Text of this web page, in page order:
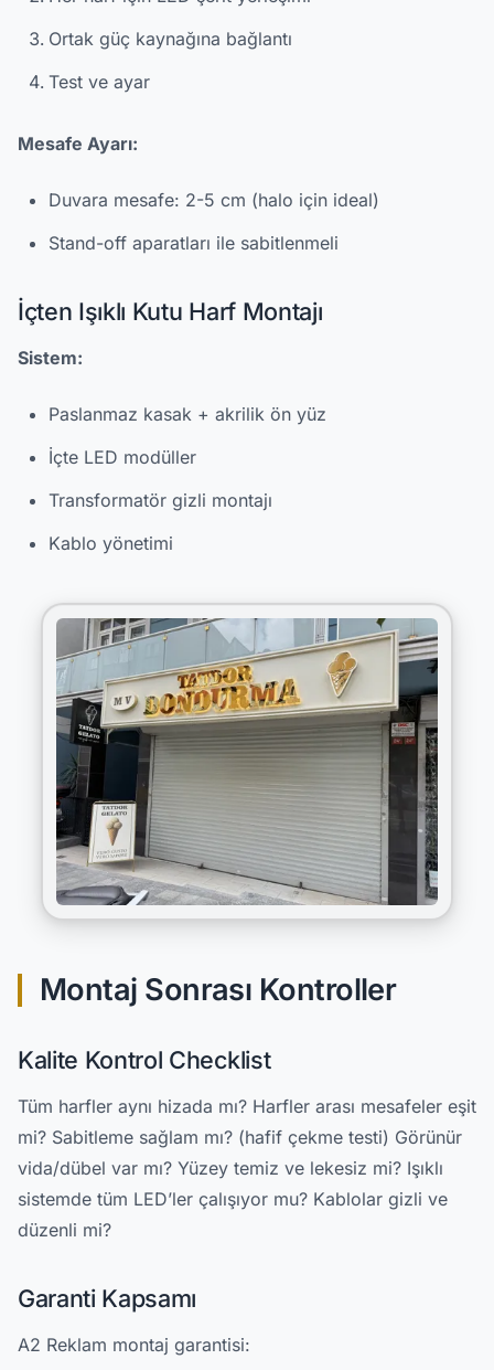
Ortak güç kaynağına bağlantı
Test ve ayar
Mesafe Ayarı:
Duvara mesafe: 2-5 cm (halo için ideal)
Stand-off aparatları ile sabitlenmeli
İçten Işıklı Kutu Harf Montajı
Sistem:
Paslanmaz kasak + akrilik ön yüz
İçte LED modüller
Transformatör gizli montajı
Kablo yönetimi
Montaj Sonrası Kontroller
Kalite Kontrol Checklist
Tüm harfler aynı hizada mı? Harfler arası mesafeler eşit
mi? Sabitleme sağlam mı? (hafif çekme testi) Görünür
vida/dübel var mı? Yüzey temiz ve lekesiz mi? Işıklı
sistemde tüm LED’ler çalışıyor mu? Kablolar gizli ve
düzenli mi?
Garanti Kapsamı
A2 Reklam montaj garantisi: